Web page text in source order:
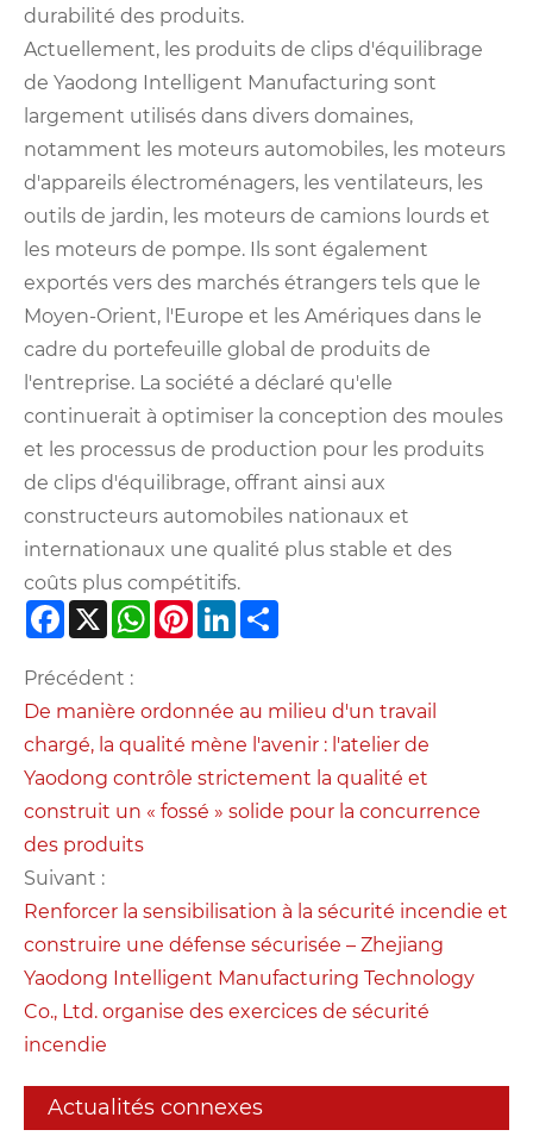
durabilité des produits.
Actuellement, les produits de clips d'équilibrage
de Yaodong Intelligent Manufacturing sont
largement utilisés dans divers domaines,
notamment les moteurs automobiles, les moteurs
d'appareils électroménagers, les ventilateurs, les
outils de jardin, les moteurs de camions lourds et
les moteurs de pompe. Ils sont également
exportés vers des marchés étrangers tels que le
Moyen-Orient, l'Europe et les Amériques dans le
cadre du portefeuille global de produits de
l'entreprise. La société a déclaré qu'elle
continuerait à optimiser la conception des moules
et les processus de production pour les produits
de clips d'équilibrage, offrant ainsi aux
constructeurs automobiles nationaux et
internationaux une qualité plus stable et des
coûts plus compétitifs.
Facebook
X WhatsApp
PinterestLinkedIn
Précédent :
De manière ordonnée au milieu d'un travail
chargé, la qualité mène l'avenir : l'atelier de
Yaodong contrôle strictement la qualité et
construit un « fossé » solide pour la concurrence
des produits
Suivant :
Renforcer la sensibilisation à la sécurité incendie et
construire une défense sécurisée – Zhejiang
Yaodong Intelligent Manufacturing Technology
Co., Ltd. organise des exercices de sécurité
incendie
Actualités connexes